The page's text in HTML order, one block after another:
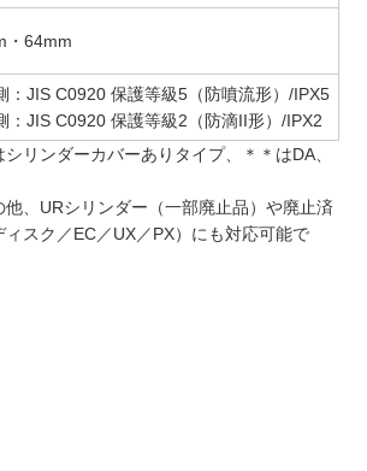
・64mm
：JIS C0920 保護等級5（防噴流形）/IPX5
：JIS C0920 保護等級2（防滴II形）/IPX2
リンダーカバーありタイプ、＊＊はDA、
、URシリンダー（一部廃止品）や廃止済
スク／EC／UX／PX）にも対応可能で